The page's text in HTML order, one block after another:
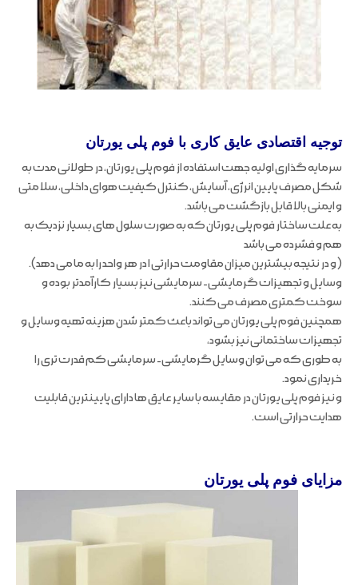
توجیه اقتصادی عایق کاری با فوم پلی یورتان
سرمایه گذاری اولیه جهت استفاده از فوم پلی یورتان، در طولانی مدت به
شکل مصرف پایین انرژی، آسایش، کنترل کیفیت هوای داخلی، سلا متی
و ایمنی بالا قابل بازگشت می باشد.
به علت ساختار فوم پلی یورتان که به صورت سلول های بسیار نزدیک به
هم و فشرده می باشد
(و در نتیجه بیشترین میزان مقاومت حرارتی ۱ در هر واحد را به ما می دهد).
وسایل و تجهیزات گرمایشی- سرمایشی نیز بسیار کارآمدتر بوده و
سوخت کمتری مصرف می کنند.
همچنین فوم پلی یورتان می تواند باعث کمتر شدن هزینه تهیه وسایل و
تجهیزات ساختمانی نیز بشود،
به طوری که می توان وسایل گرمایشی- سرمایشی کم قدرت تری را
خریداری نمود.
و نیز فوم پلی یورتان در مقایسه با سایر عایق ها دارای پایینترین قابلیت
هدایت حرارتی است.
مزایای فوم پلی یورتان